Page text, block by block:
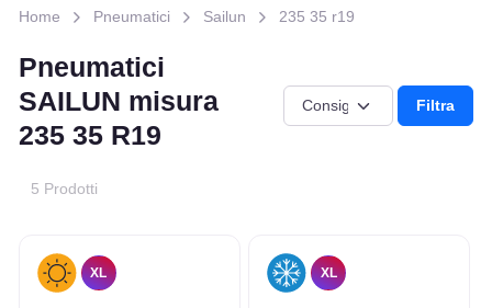
Home Pneumatici Sailun 235 35 r19
Pneumatici
SAILUN misura
235 35 R19
Filtra
5 Prodotti
XL XL